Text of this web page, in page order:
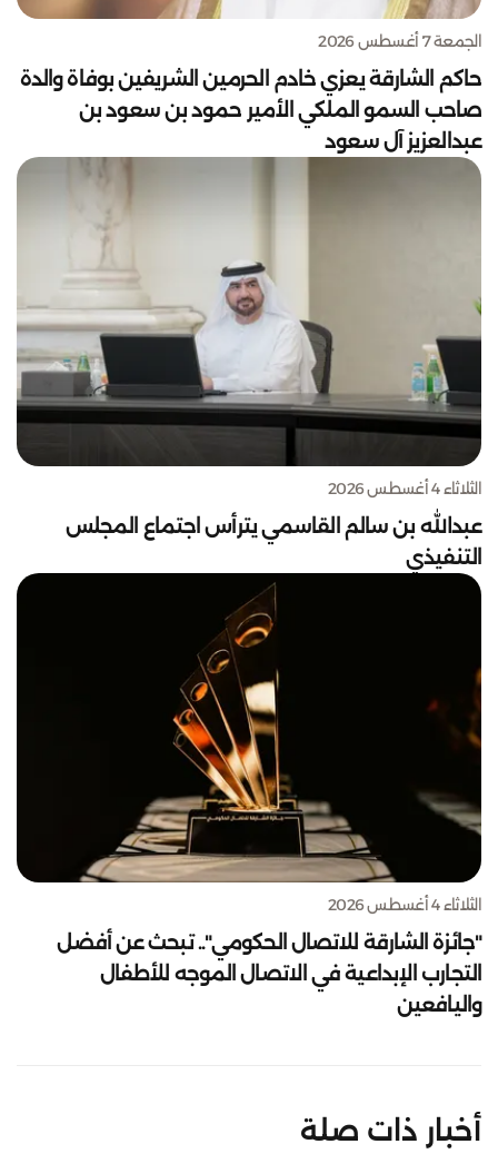
الجمعة 7 أغسطس 2026
حاكم الشارقة يعزي خادم الحرمين الشريفين بوفاة والدة
صاحب السمو الملكي الأمير حمود بن سعود بن
عبدالعزيز آل سعود
الثلاثاء 4 أغسطس 2026
عبدالله بن سالم القاسمي يترأس اجتماع المجلس
التنفيذي
الثلاثاء 4 أغسطس 2026
"جائزة الشارقة للاتصال الحكومي".. تبحث عن أفضل
التجارب الإبداعية في الاتصال الموجه للأطفال
واليافعين
أخبار ذات صلة